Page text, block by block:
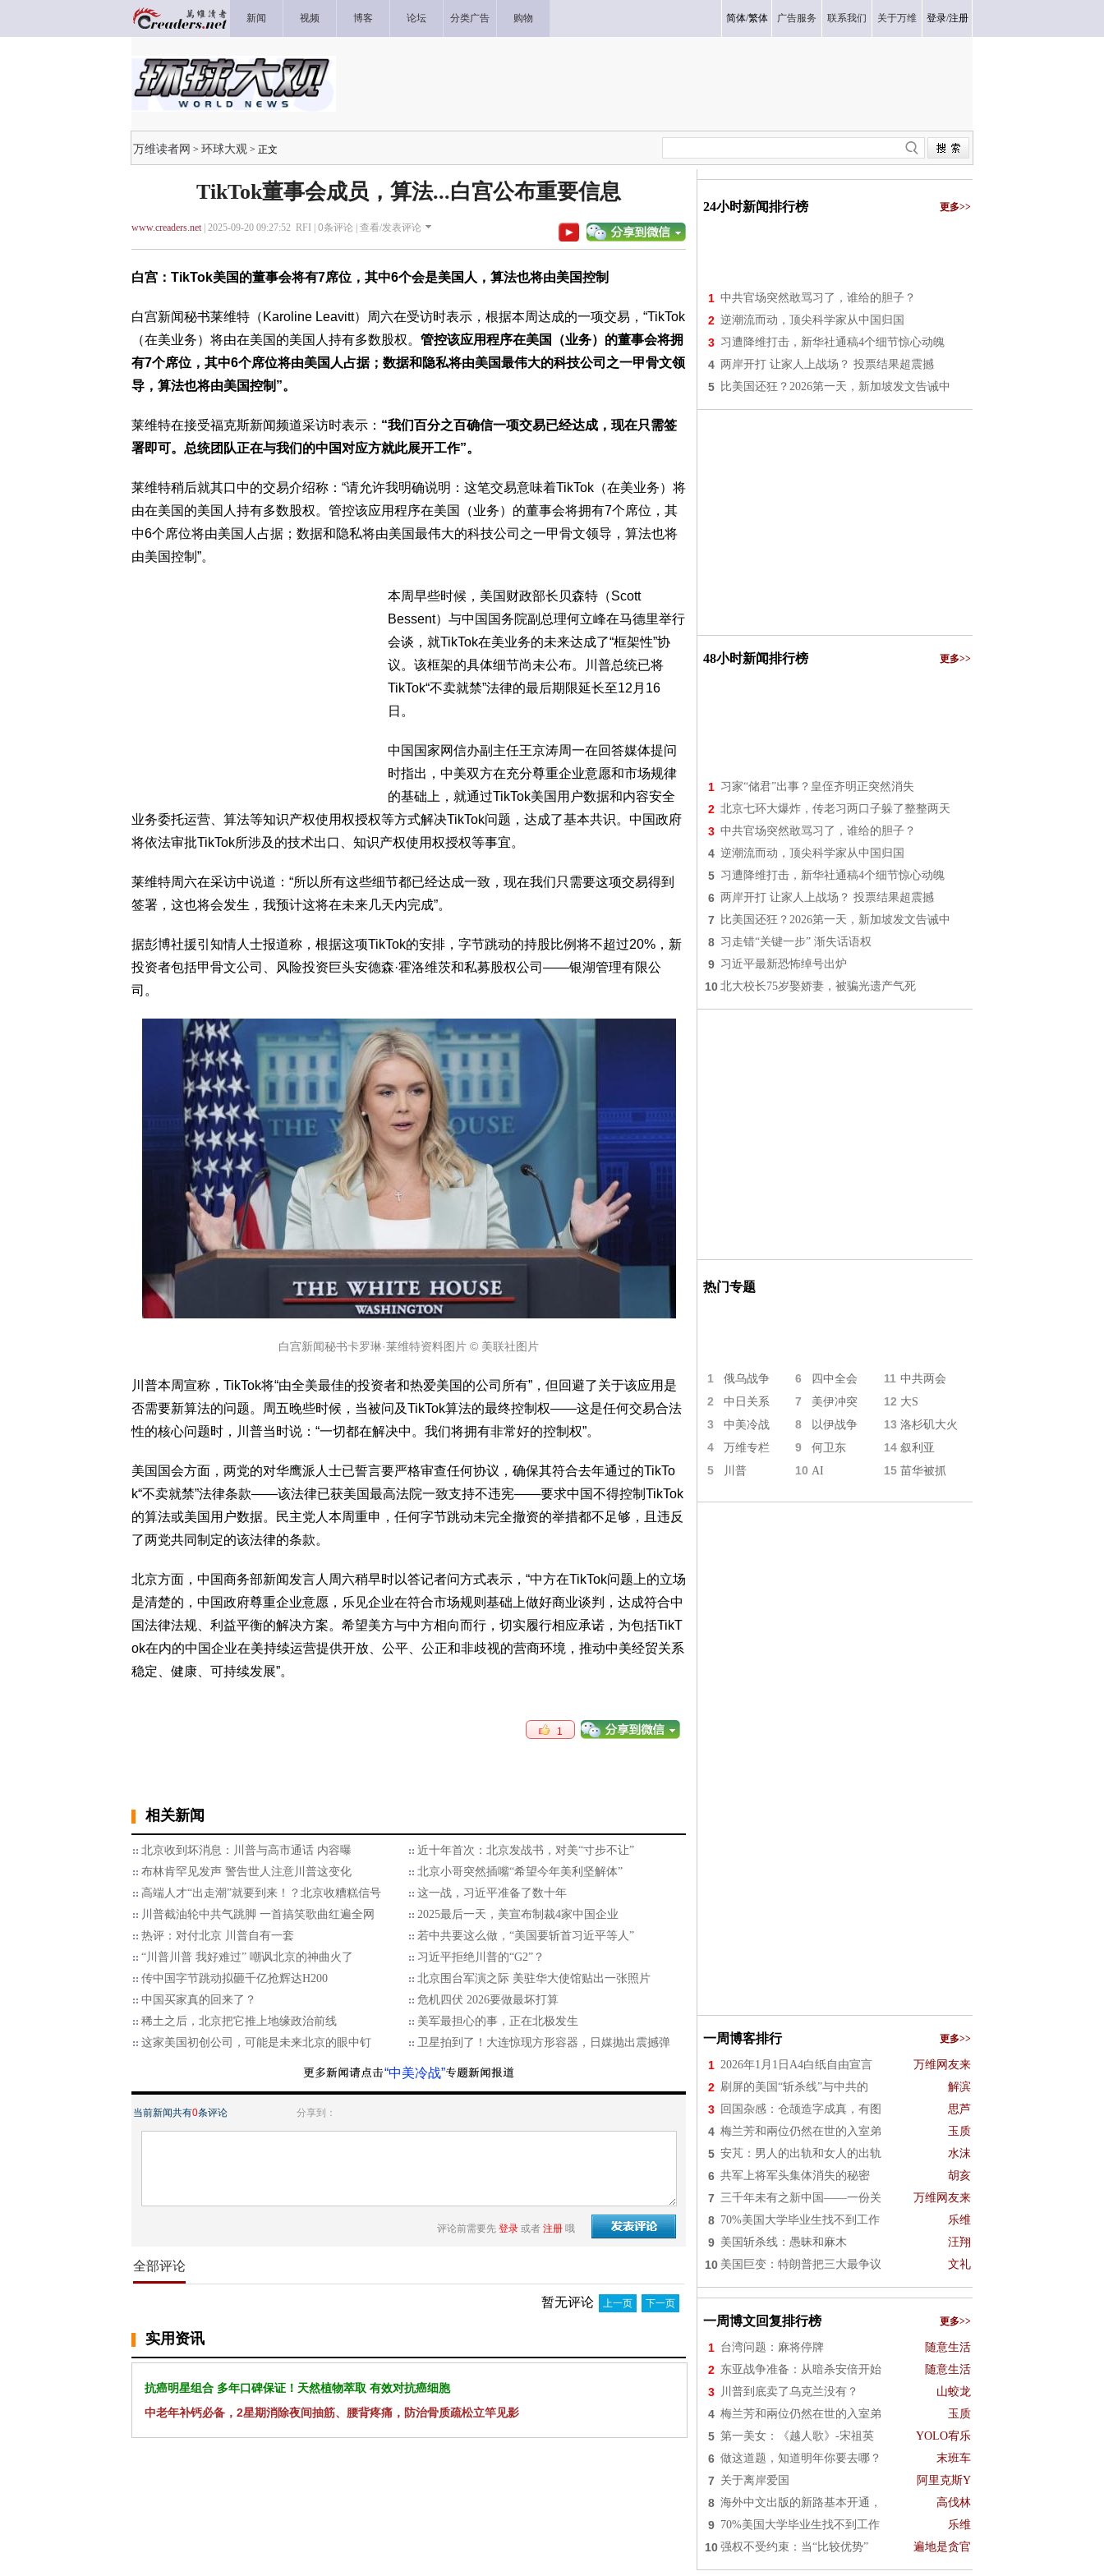
新闻 视频 博客 论坛 分类广告 购物 简体/繁体 广告服务 联系我们 关于万维 登录/注册
万维读者网 > 环球大观 > 正文
TikTok董事会成员，算法...白宫公布重要信息
www.creaders.net| 2025-09-20 09:27:52 RFI | 0条评论 | 查看/发表评论
白宫：TikTok美国的董事会将有7席位，其中6个会是美国人，算法也将由美国控制
白宫新闻秘书莱维特（Karoline Leavitt）周六在受访时表示，根据本周达成的一项交易，“TikTok
（在美业务）将由在美国的美国人持有多数股权。 管控该应用程序在美国（业务）的董事会将拥
有7个席位，其中6个席位将由美国人占据；数据和隐私将由美国最伟大的科技公司之一甲骨文领
导，算法也将由美国控制”。
莱维特在接受福克斯新闻频道采访时表示： “我们百分之百确信一项交易已经达成，现在只需签
署即可。总统团队正在与我们的中国对应方就此展开工作”。
莱维特稍后就其口中的交易介绍称：“请允许我明确说明：这笔交易意味着TikTok（在美业务）将
由在美国的美国人持有多数股权。管控该应用程序在美国（业务）的董事会将拥有7个席位，其
中6个席位将由美国人占据；数据和隐私将由美国最伟大的科技公司之一甲骨文领导，算法也将
由美国控制”。
本周早些时候，美国财政部长贝森特（Scott
Bessent）与中国国务院副总理何立峰在马德里举行
会谈，就TikTok在美业务的未来达成了“框架性”协
议。该框架的具体细节尚未公布。川普总统已将
TikTok“不卖就禁”法律的最后期限延长至12月16
日。
中国国家网信办副主任王京涛周一在回答媒体提问
时指出，中美双方在充分尊重企业意愿和市场规律
的基础上，就通过TikTok美国用户数据和内容安全
业务委托运营、算法等知识产权使用权授权等方式解决TikTok问题，达成了基本共识。中国政府
将依法审批TikTok所涉及的技术出口、知识产权使用权授权等事宜。
莱维特周六在采访中说道：“所以所有这些细节都已经达成一致，现在我们只需要这项交易得到
签署，这也将会发生，我预计这将在未来几天内完成”。
据彭博社援引知情人士报道称，根据这项TikTok的安排，字节跳动的持股比例将不超过20%，新
投资者包括甲骨文公司、风险投资巨头安德森·霍洛维茨和私募股权公司——银湖管理有限公
司。
白宫新闻秘书卡罗琳·莱维特资料图片 © 美联社图片
川普本周宣称，TikTok将“由全美最佳的投资者和热爱美国的公司所有”，但回避了关于该应用是
否需要新算法的问题。周五晚些时候，当被问及TikTok算法的最终控制权——这是任何交易合法
性的核心问题时，川普当时说：“一切都在解决中。我们将拥有非常好的控制权”。
美国国会方面，两党的对华鹰派人士已誓言要严格审查任何协议，确保其符合去年通过的TikTo
k“不卖就禁”法律条款——该法律已获美国最高法院一致支持不违宪——要求中国不得控制TikTok
的算法或美国用户数据。民主党人本周重申，任何字节跳动未完全撤资的举措都不足够，且违反
了两党共同制定的该法律的条款。
北京方面，中国商务部新闻发言人周六稍早时以答记者问方式表示，“中方在TikTok问题上的立场
是清楚的，中国政府尊重企业意愿，乐见企业在符合市场规则基础上做好商业谈判，达成符合中
国法律法规、利益平衡的解决方案。希望美方与中方相向而行，切实履行相应承诺，为包括TikT
ok在内的中国企业在美持续运营提供开放、公平、公正和非歧视的营商环境，推动中美经贸关系
稳定、健康、可持续发展”。
1
相关新闻
北京收到坏消息：川普与高市通话 内容曝
近十年首次：北京发战书，对美“寸步不让”
布林肯罕见发声 警告世人注意川普这变化
北京小哥突然插嘴“希望今年美利坚解体”
高端人才“出走潮”就要到来！？北京收糟糕信号
这一战，习近平准备了数十年
川普截油轮中共气跳脚 一首搞笑歌曲红遍全网
2025最后一天，美宣布制裁4家中国企业
热评：对付北京 川普自有一套
若中共要这么做，“美国要斩首习近平等人”
“川普川普 我好难过” 嘲讽北京的神曲火了
习近平拒绝川普的“G2”？
传中国字节跳动拟砸千亿抢辉达H200
北京围台军演之际 美驻华大使馆贴出一张照片
中国买家真的回来了？
危机四伏 2026要做最坏打算
稀土之后，北京把它推上地缘政治前线
美军最担心的事，正在北极发生
这家美国初创公司，可能是未来北京的眼中钉
卫星拍到了！大连惊现方形容器，日媒抛出震撼弹
“中美冷战”
当前新闻共有0条评论 分享到：
评论前需要先 登录 或者 注册 哦
全部评论
暂无评论 上一页 下一页
实用资讯
抗癌明星组合 多年口碑保证！天然植物萃取 有效对抗癌细胞
中老年补钙必备，2星期消除夜间抽筋、腰背疼痛，防治骨质疏松立竿见影
24小时新闻排行榜 更多>>
1 中共官场突然敢骂习了，谁给的胆子？
2 逆潮流而动，顶尖科学家从中国归国
3 习遭降维打击，新华社通稿4个细节惊心动魄
4 两岸开打 让家人上战场？ 投票结果超震撼
5 比美国还狂？2026第一天，新加坡发文告诫中
48小时新闻排行榜 更多>>
1 习家“储君”出事？皇侄齐明正突然消失
2 北京七环大爆炸，传老习两口子躲了整整两天
3 中共官场突然敢骂习了，谁给的胆子？
4 逆潮流而动，顶尖科学家从中国归国
5 习遭降维打击，新华社通稿4个细节惊心动魄
6 两岸开打 让家人上战场？ 投票结果超震撼
7 比美国还狂？2026第一天，新加坡发文告诫中
8 习走错“关键一步” 渐失话语权
9 习近平最新恐怖绰号出炉
10 北大校长75岁娶娇妻，被骗光遗产气死
热门专题
1 俄乌战争 6 四中全会 11 中共两会
2 中日关系 7 美伊冲突 12 大S
3 中美冷战 8 以伊战争 13 洛杉矶大火
4 万维专栏 9 何卫东 14 叙利亚
5 川普 10 AI 15 苗华被抓
一周博客排行 更多>>
1 2026年1月1日A4白纸自由宣言 万维网友来
2 刷屏的美国“斩杀线”与中共的 解滨
3 回国杂感：仓颉造字成真，有图 思芦
4 梅兰芳和兩位仍然在世的入室弟 玉质
5 安芃：男人的出轨和女人的出轨 水沫
6 共军上将军头集体消失的秘密 胡亥
7 三千年未有之新中国——一份关 万维网友来
8 70%美国大学毕业生找不到工作 乐维
9 美国斩杀线：愚昧和麻木 汪翔
10 美国巨变：特朗普把三大最争议 文礼
一周博文回复排行榜 更多>>
1 台湾问题：麻将停牌 随意生活
2 东亚战争准备：从暗杀安倍开始 随意生活
3 川普到底卖了乌克兰没有？ 山蛟龙
4 梅兰芳和兩位仍然在世的入室弟 玉质
5 第一美女：《越人歌》-宋祖英 YOLO宥乐
6 做这道题，知道明年你要去哪？ 末班车
7 关于离岸爱国 阿里克斯Y
8 海外中文出版的新路基本开通， 高伐林
9 70%美国大学毕业生找不到工作 乐维
10 强权不受约束：当“比较优势” 遍地是贪官